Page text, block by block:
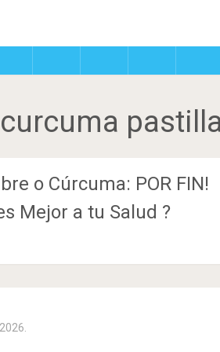
curcuma
o Cúrcuma: POR FIN!
Mejor a tu Salud ?